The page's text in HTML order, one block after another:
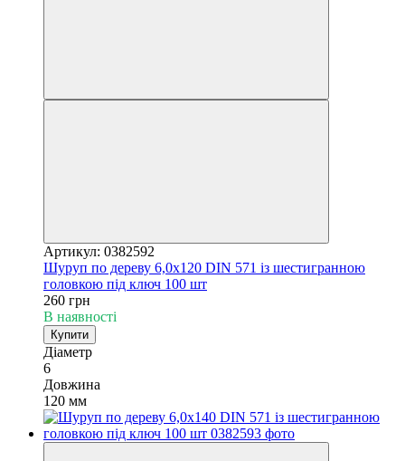
Артикул: 0382592
Шуруп по дереву 6,0х120 DIN 571 із шестигранною
головкою під ключ 100 шт
260 грн
В наявності
Купити
Діаметр
6
Довжина
120 мм